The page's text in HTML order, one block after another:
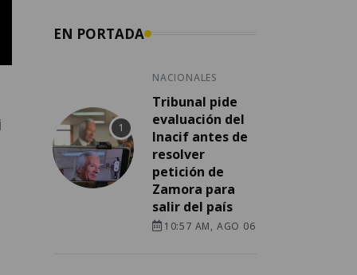
EN PORTADA
NACIONALES
Tribunal pide
evaluación del
Inacif antes de
resolver
petición de
Zamora para
salir del país
10:57 AM, AGO 06